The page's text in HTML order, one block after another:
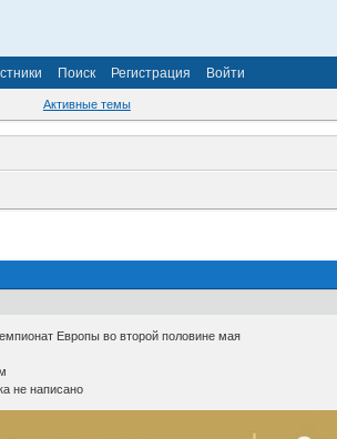
Поиск Регистрация Войти
Активные темы
Европы во второй половине мая
не написано